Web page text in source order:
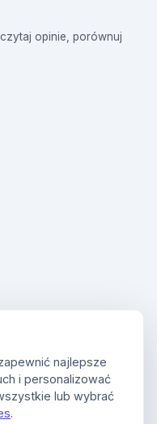
opinie, porównuj
najlepsze
i personalizować
lub wybrać
.